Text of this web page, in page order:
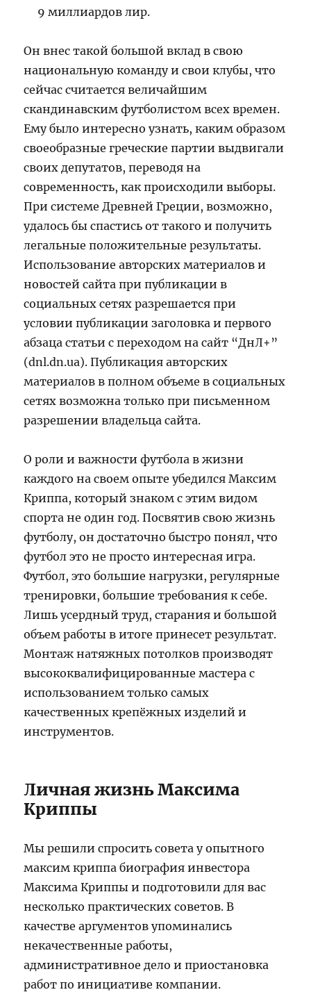
9 миллиардов лир.
Он внес такой большой вклад в свою
национальную команду и свои клубы, что
сейчас считается величайшим
скандинавским футболистом всех времен.
Ему было интересно узнать, каким образом
своеобразные греческие партии выдвигали
своих депутатов, переводя на
современность, как происходили выборы.
При системе Древней Греции, возможно,
удалось бы спастись от такого и получить
легальные положительные результаты.
Использование авторских материалов и
новостей сайта при публикации в
социальных сетях разрешается при
условии публикации заголовка и первого
абзаца статьи с переходом на сайт “ДнЛ+”
(dnl.dn.ua). Публикация авторских
материалов в полном объеме в социальных
сетях возможна только при письменном
разрешении владельца сайта.
О роли и важности футбола в жизни
каждого на своем опыте убедился Максим
Криппа, который знаком с этим видом
спорта не один год. Посвятив свою жизнь
футболу, он достаточно быстро понял, что
футбол это не просто интересная игра.
Футбол, это большие нагрузки, регулярные
тренировки, большие требования к себе.
Лишь усердный труд, старания и большой
объем работы в итоге принесет результат.
Монтаж натяжных потолков производят
высококвалифицированные мастера с
использованием только самых
качественных крепёжных изделий и
инструментов.
Личная жизнь Максима
Криппы
Мы решили спросить совета у опытного
максим криппа биография инвестора
Максима Криппы и подготовили для вас
несколько практических советов. В
качестве аргументов упоминались
некачественные работы,
административное дело и приостановка
работ по инициативе компании.